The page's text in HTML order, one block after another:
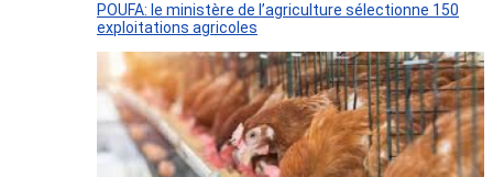
POUFA: le ministère de l’agriculture sélectionne 150
exploitations agricoles